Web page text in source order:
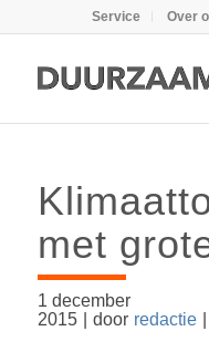
Service Over
met
1 december
2015
door redactie